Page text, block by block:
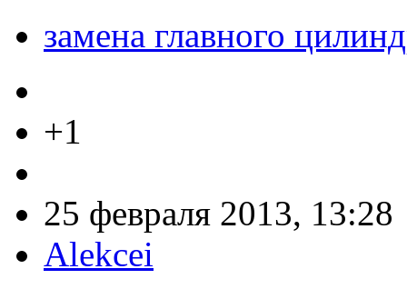
замена главного
+1
25 февраля 2013, 13:28
Alekcei